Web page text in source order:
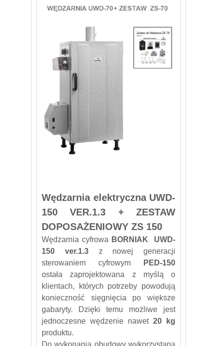
Wędzarnia elektryczna UWD-
150 VER.1.3 + ZESTAW
DOPOSAŻENIOWY ZS 150
Wędzarnia cyfrowa BORNIAK
UWD-
150 ver.1.3z nowej generacji
sterowaniem cyfrowym
PED-150
ostała zaprojektowana z myślą o
klientach, których potrzeby powodują
konieczność sięgnięcia po większe
gabaryty. Dzięki temu możliwe jest
jednoczesne wędzenie nawet20 kg
produktu.